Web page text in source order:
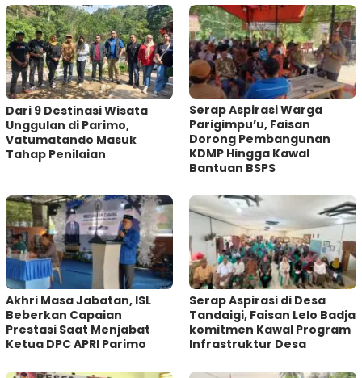
Dari 9 Destinasi Wisata
Unggulan di Parimo,
Vatumatando Masuk
Tahap Penilaian
Serap Aspirasi Warga
Parigimpu’u, Faisan
Dorong Pembangunan
KDMP Hingga Kawal
Bantuan BSPS
Akhri Masa Jabatan, ISL
Beberkan Capaian
Prestasi Saat Menjabat
Ketua DPC APRI Parimo
Serap Aspirasi di Desa
Tandaigi, Faisan Lelo Badja
komitmen Kawal Program
Infrastruktur Desa